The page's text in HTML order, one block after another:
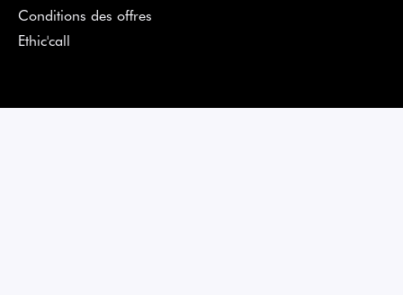
Conditions des offres
Ethic'call